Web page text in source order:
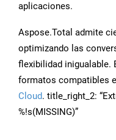
aplicaciones.
Aspose.Total admite
optimizando las
flexibilidad inigualable.
formatos compatibles
Cloud. title_right_2:
%!s(MISSING)”